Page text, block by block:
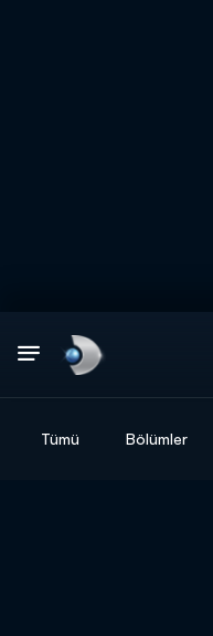
Tümü Bölümler